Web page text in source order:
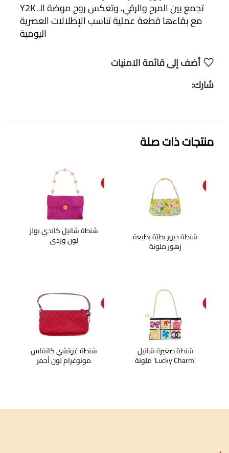
تجمع بين المرح والرقي، وتعكس روح موضة الـ Y2K
مع بقاءها قطعة عملية تناسب الإطلالات العصرية
اليومية
أضف إلى قائمة الامنيات
شارك:
منتجات ذات صلة
شنطة ديور بطيّة بطبعة
زهور ملونة
شنطة شانيل كاندي بولز
لون وردي
شنطة صغيرة شانيل
‘Lucky Charm’ ملونة
شنطة غوتشي كانفاس
مونوغرام لون أحمر